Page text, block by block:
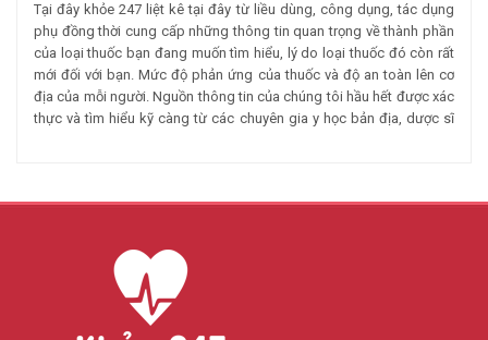
Tại đây khỏe 247 liệt kê tại đây từ liều dùng, công dụng, tác dụng
phụ đồng thời cung cấp những thông tin quan trọng về thành phần
của loại thuốc bạn đang muốn tìm hiểu, lý do loại thuốc đó còn rất
mới đối với bạn. Mức độ phản ứng của thuốc và độ an toàn lên cơ
địa của mỗi người. Nguồn thông tin của chúng tôi hầu hết được xác
thực và tìm hiểu kỹ càng từ các chuyên gia y học bản địa, dược sĩ